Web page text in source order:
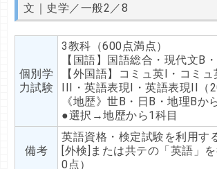
文｜史学／一般2／8
個別学
力試験
3教科（600点満点）
【国語】国語総合・現代文B
【外国語】コミュ英I・コミ
III・英語表現I・英語表現II（
《地歴》世B・日B・地理Bか
●選択→地歴から1科目
備考
英語資格・検定試験を利用す
[外検]または共テの「英語」
0点）